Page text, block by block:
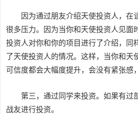
因为通过朋友介绍天使投资人，在
很多压力。因为当你和天使投资人见面
投资人对你和你的项目进行了介绍，同
了天使投资人的情况。这样，当你和天
可信度都会大幅度提升，会没有紧张感
第三，通过同学来投资。如果有过
战友进行投资。